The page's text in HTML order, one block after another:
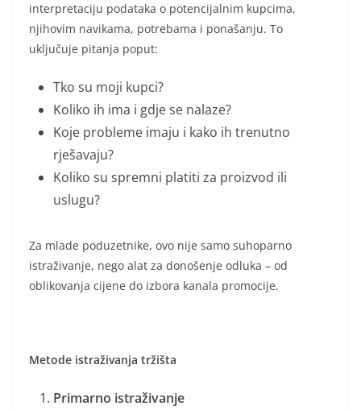
interpretaciju podataka o potencijalnim kupcima,
njihovim navikama, potrebama i ponašanju. To
uključuje pitanja poput:
Tko su moji kupci?
Koliko ih ima i gdje se nalaze?
Koje probleme imaju i kako ih trenutno
rješavaju?
Koliko su spremni platiti za proizvod ili
uslugu?
Za mlade poduzetnike, ovo nije samo suhoparno
istraživanje, nego alat za donošenje odluka – od
oblikovanja cijene do izbora kanala promocije.
Metode istraživanja tržišta
Primarno istraživanje